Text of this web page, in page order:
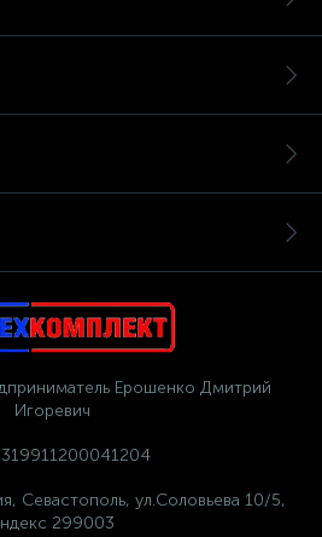
Ерошенко Дмитрий
Игоревич
Севастополь, ул.Соловьева 10/5,
299003